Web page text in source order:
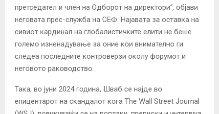
претседател и член на Одборот на директори“, објави
неговата прес-служба на СЕФ. Најавата за оставка на
сивиот кардинал на глобалистичките елити не беше
големо изненадување за оние кои внимателно ги
следеа последните контроверзи околу форумот и
неговото раководство.
Така, во јуни 2024 година, Шваб се најде во
епицентарот на скандалот кога The Wall Street Journal